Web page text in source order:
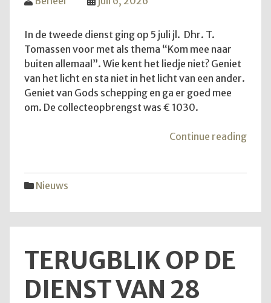
In de tweede dienst ging op 5 juli jl. Dhr. T.
Tomassen voor met als thema “Kom mee naar
buiten allemaal”. Wie kent het liedje niet? Geniet
van het licht en sta niet in het licht van een ander.
Geniet van Gods schepping en ga er goed mee
om. De collecteopbrengst was € 1030.
Continue reading
Nieuws
TERUGBLIK OP DE
DIENST VAN 28